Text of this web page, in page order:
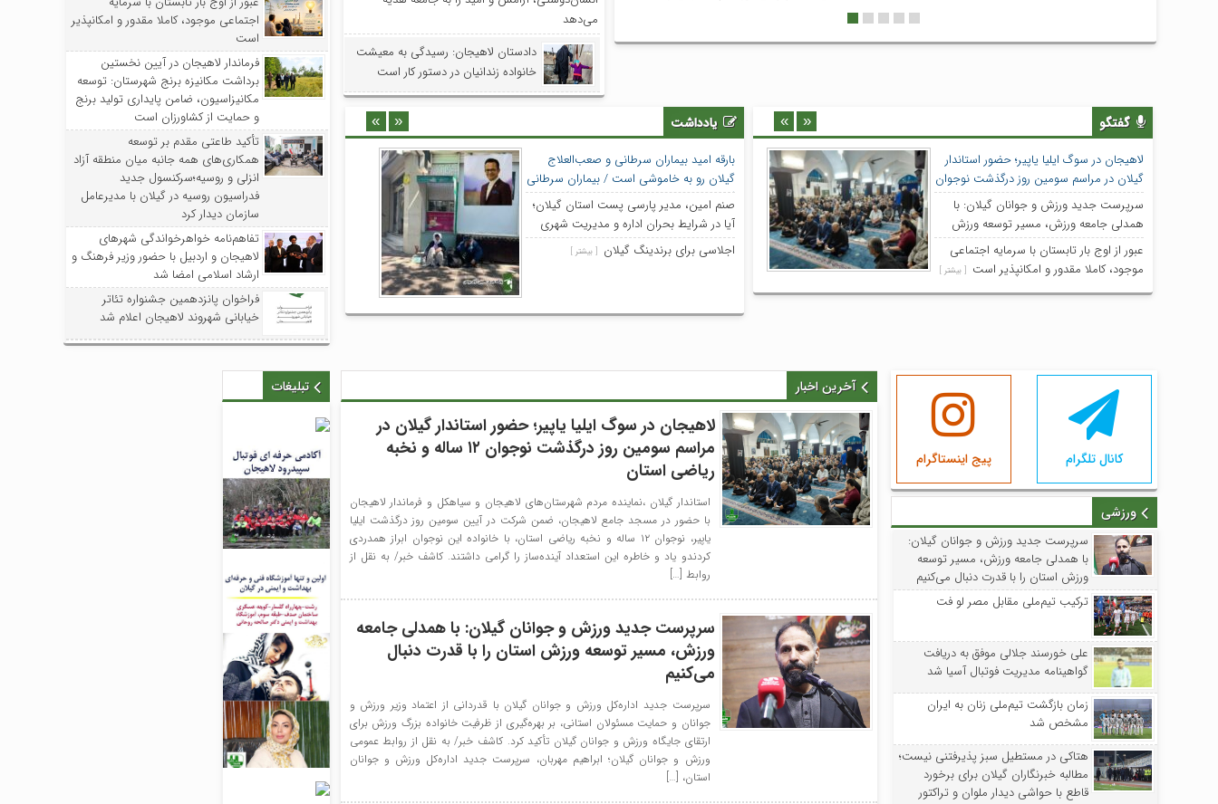
محمدرضا داوطلب مدیرکل بنیاد شهید و امور ایثارگران گیلان
ظهر امروز در نشست خبری با اصحاب رسانه به مناسبت روز […]
می‌دهد
دادستان لاهیجان: رسیدگی به معیشت
خانواده زندانیان در دستور کار است
گفتگو
لاهیجان در سوگ ایلیا یاپیر؛ حضور استاندار
گیلان در مراسم سومین روز درگذشت نوجوان
۱۲ ساله و نخبه ریاضی استان
[ بیشتر ]
سرپرست جدید ورزش و جوانان گیلان: با
همدلی جامعه ورزش، مسیر توسعه ورزش
استان را با قدرت دنبال می‌کنیم
[ بیشتر ]
عبور از اوج بار تابستان با سرمایه اجتماعی
موجود، کاملا مقدور و امکانپذیر است
[ بیشتر ]
«
» یادداشت
بارقه امید بیماران سرطانی و صعب‌العلاج
گیلان رو به خاموشی است / بیماران سرطانی
گیلان در انتظار دارو؛ مسئولان پاسخگو باشند
[ بیشتر ]
صنم امین، مدیر پارسی پست استان گیلان؛
آیا در شرایط بحران اداره و مدیریت شهری
بسان روال عادی باید دنبال شود؟
[ بیشتر ] اجلاسی برای برندینگ گیلان [ بیشتر ]
«
»
اجتماعی موجود، کاملا مقدور و امکانپذیر
است
فرماندار لاهیجان در آیین نخستین
برداشت مکانیزه برنج شهرستان: توسعه
مکانیزاسیون، ضامن پایداری تولید برنج
و حمایت از کشاورزان است
تأکید طاعتی مقدم بر توسعه
همکاری‌های همه جانبه میان منطقه آزاد
انزلی و روسیه؛سرکنسول جدید
فدراسیون روسیه در گیلان با مدیرعامل
سازمان دیدار کرد
تفاهم‌نامه خواهرخواندگی شهرهای
لاهیجان و اردبیل با حضور وزیر فرهنگ و
ارشاد اسلامی امضا شد
فراخوان پانزدهمین جشنواره تئاتر
خیابانی شهروند لاهیجان اعلام شد
کانال تلگرام پیج اینستاگرام
ورزشی
سرپرست جدید ورزش و جوانان گیلان:
با همدلی جامعه ورزش، مسیر توسعه
ورزش استان را با قدرت دنبال می‌کنیم
ترکیب تیم‌ملی مقابل مصر لو فت
علی خورسند جلالی موفق به دریافت
گواهینامه مدیریت فوتبال آسیا شد
زمان بازگشت تیم‌ملی زنان به ایران
مشخص شد
هتاکی در مستطیل سبز پذیرفتنی نیست؛
مطالبه خبرنگاران گیلان برای برخورد
قاطع با حواشی دیدار ملوان و تراکتور
آخرین اخبار
لاهیجان در سوگ ایلیا یاپیر؛ حضور استاندار گیلان در
مراسم سومین روز درگذشت نوجوان ۱۲ ساله و نخبه
ریاضی استان
استاندار گیلان ،نماینده مردم شهرستان‌های لاهیجان و سیاهکل و فرماندار لاهیجان
با حضور در مسجد جامع لاهیجان، ضمن شرکت در آیین سومین روز درگذشت ایلیا
یاپیر، نوجوان ۱۲ ساله و نخبه ریاضی استان، با خانواده این نوجوان ابراز همدردی
کردندو یاد و خاطره این استعداد آینده‌ساز را گرامی داشتند. کاشف خبر/ به نقل از
روابط […]
سرپرست جدید ورزش و جوانان گیلان: با همدلی جامعه
ورزش، مسیر توسعه ورزش استان را با قدرت دنبال
می‌کنیم
سرپرست جدید اداره‌کل ورزش و جوانان گیلان با قدردانی از اعتماد وزیر ورزش و
جوانان و حمایت مسئولان استانی، بر بهره‌گیری از ظرفیت خانواده بزرگ ورزش برای
ارتقای جایگاه ورزش و جوانان گیلان تأکید کرد. کاشف خبر/ به نقل از روابط عمومی
ورزش و جوانان گیلان؛ ابراهیم مهربان، سرپرست جدید اداره‌کل ورزش و جوانان
استان، […]
تبلیغات